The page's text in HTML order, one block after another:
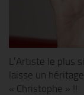
L’Artiste le plus
laisse un
« Christophe » !!